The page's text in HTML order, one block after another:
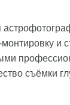
монтировку
съёмки